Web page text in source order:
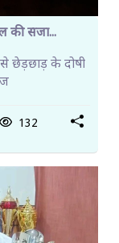
की सजा...
छेड़छाड़ के दोषी
132